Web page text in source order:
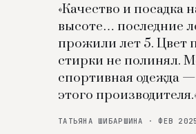
«Качество и посадка
высоте… последние
прожили лет 5. Цвет
стирки не полинял.
спортивная одежда —
этого
ТАТЬЯНА ШИБАРШИНА · ФЕВ 2025